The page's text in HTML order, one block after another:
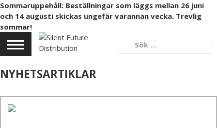
Sommaruppehåll: Beställningar som läggs mellan 26 juni
och 14 augusti skickas ungefär varannan vecka. Trevlig
sommar!
NYHETSARTIKLAR